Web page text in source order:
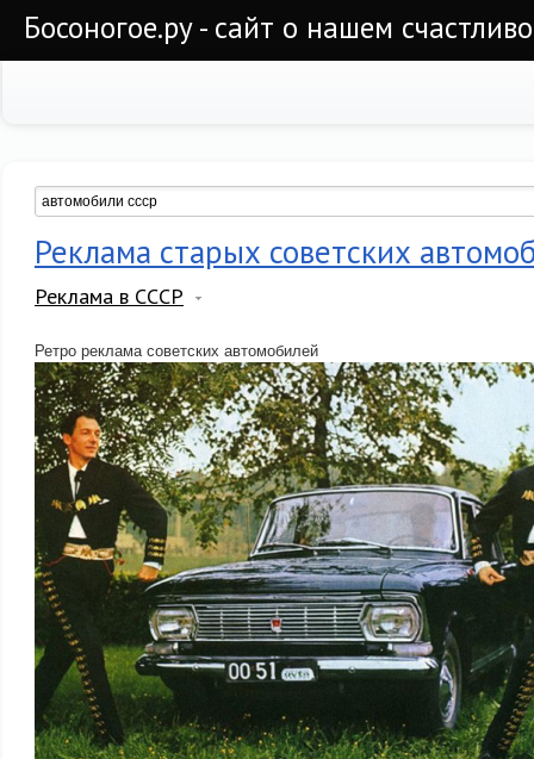
Босоногое.ру - сайт о нашем
Реклама старых советских
Реклама в СССР
Ретро реклама советских автомобилей